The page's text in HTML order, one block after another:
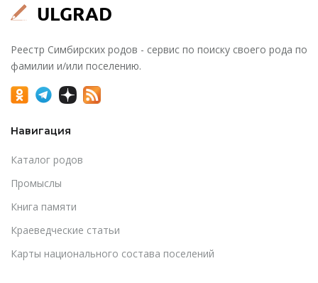
Реестр Симбирских родов - сервис по поиску своего рода по
фамилии и/или поселению.
Навигация
Каталог родов
Промыслы
Книга памяти
Краеведческие статьи
Карты национального состава поселений